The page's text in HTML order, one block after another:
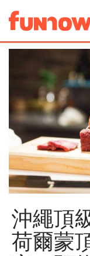
沖繩頂
荷爾蒙